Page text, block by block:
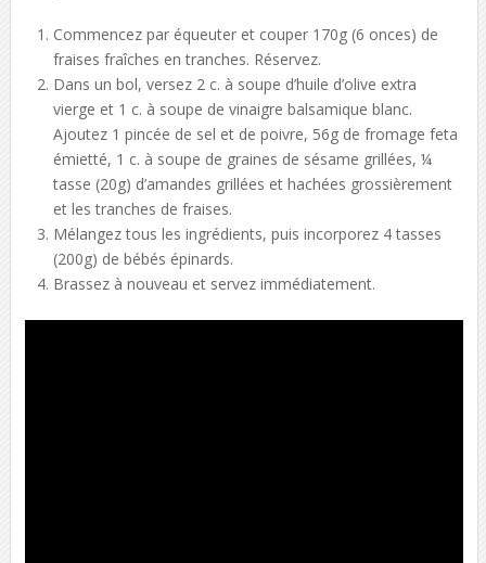
Commencez par équeuter et couper 170g (6 onces) de
fraises fraîches en tranches. Réservez.
Dans un bol, versez 2 c. à soupe d’huile d’olive extra
vierge et 1 c. à soupe de vinaigre balsamique blanc.
Ajoutez 1 pincée de sel et de poivre, 56g de fromage feta
émietté, 1 c. à soupe de graines de sésame grillées, ¼
tasse (20g) d’amandes grillées et hachées grossièrement
et les tranches de fraises.
Mélangez tous les ingrédients, puis incorporez 4 tasses
(200g) de bébés épinards.
Brassez à nouveau et servez immédiatement.